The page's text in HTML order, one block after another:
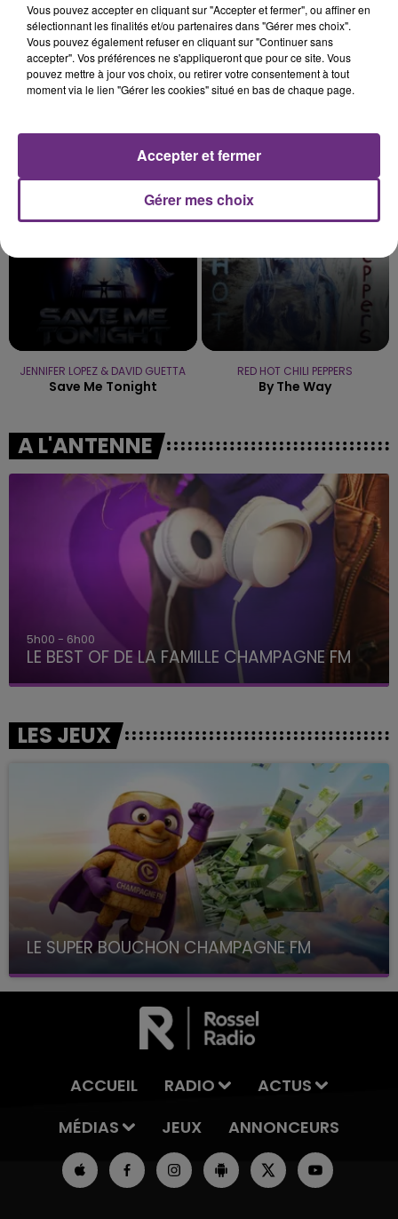
TAME IMPALA & JENNIE JAMES ARTHUR
JENNIFER LOPEZ & DAVID GUETTA
Save Me Tonight
RED HOT CHILI PEPPERS
By The Way
A L'ANTENNE
5h00 - 6h00
LE BEST OF DE LA FAMILLE CHAMPAGNE FM
LES JEUX
LE SUPER BOUCHON CHAMPAGNE FM
avec La Famille Champagne FM, à 8H10
ACCUEIL RADIO
ACTUS
MÉDIAS
JEUX ANNONCEURS
Vous pouvez accepter en cliquant sur "Accepter et fermer", ou affiner en
sélectionnant les finalités et/ou partenaires dans "Gérer mes choix".
Vous pouvez également refuser en cliquant sur "Continuer sans
accepter". Vos préférences ne s'appliqueront que pour ce site. Vous
pouvez mettre à jour vos choix, ou retirer votre consentement à tout
moment via le lien "Gérer les cookies" situé en bas de chaque page.
Gérer mes choix
Accepter et fermer